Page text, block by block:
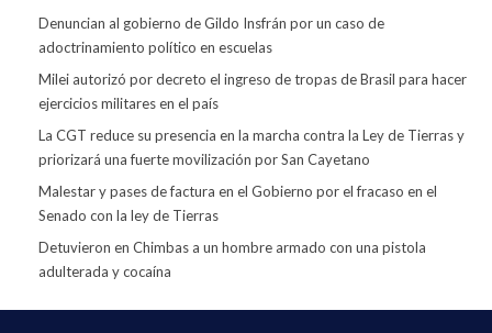
Denuncian al gobierno de Gildo Insfrán por un caso de
adoctrinamiento político en escuelas
Milei autorizó por decreto el ingreso de tropas de Brasil para hacer
ejercicios militares en el país
La CGT reduce su presencia en la marcha contra la Ley de Tierras y
priorizará una fuerte movilización por San Cayetano
Malestar y pases de factura en el Gobierno por el fracaso en el
Senado con la ley de Tierras
Detuvieron en Chimbas a un hombre armado con una pistola
adulterada y cocaína